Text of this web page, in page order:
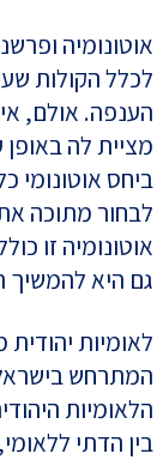
אוטונומיה
לכלל הקולות
הענפה. אולם,
מציית לה באופן
ביחס אוטונומי
לבחור מתוכה
אוטונומיה זו
גם היא להמשיך
לאומיות
המתרחש בישראל
הלאומיות
בין הדתי